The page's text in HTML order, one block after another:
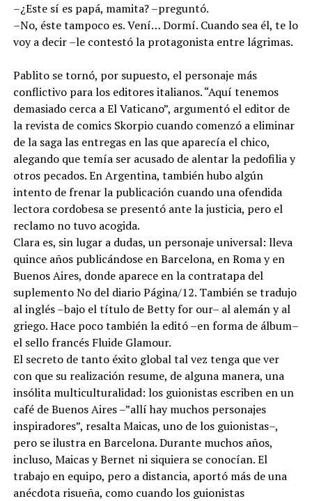
–¿Este sí es papá, mamita? –preguntó.
–No, éste tampoco es. Vení… Dormí. Cuando sea él, te lo
voy a decir –le contestó la protagonista entre lágrimas.
Pablito se tornó, por supuesto, el personaje más
conflictivo para los editores italianos. “Aquí tenemos
demasiado cerca a El Vaticano”, argumentó el editor de
la revista de comics Skorpio cuando comenzó a eliminar
de la saga las entregas en las que aparecía el chico,
alegando que temía ser acusado de alentar la pedofilia y
otros pecados. En Argentina, también hubo algún
intento de frenar la publicación cuando una ofendida
lectora cordobesa se presentó ante la justicia, pero el
reclamo no tuvo acogida.
Clara es, sin lugar a dudas, un personaje universal: lleva
quince años publicándose en Barcelona, en Roma y en
Buenos Aires, donde aparece en la contratapa del
suplemento No del diario Página/12. También se tradujo
al inglés –bajo el título de Betty for our– al alemán y al
griego. Hace poco también la editó –en forma de álbum–
el sello francés Fluide Glamour.
El secreto de tanto éxito global tal vez tenga que ver
con que su realización resume, de alguna manera, una
insólita multiculturalidad: los guionistas escriben en un
café de Buenos Aires –”allí hay muchos personajes
inspiradores”, resalta Maicas, uno de los guionistas–,
pero se ilustra en Barcelona. Durante muchos años,
incluso, Maicas y Bernet ni siquiera se conocían. El
trabajo en equipo, pero a distancia, aportó más de una
anécdota risueña, como cuando los guionistas